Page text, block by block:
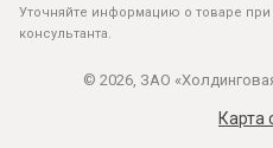
Уточняйте информацию о товаре при
консультанта.
© 2026, ЗАО
Карта